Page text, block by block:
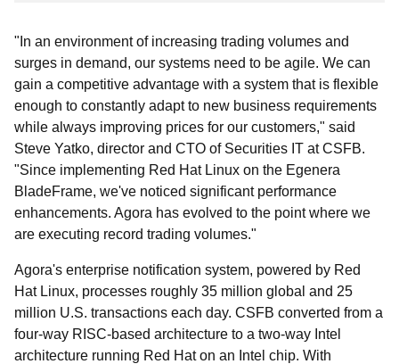
"In an environment of increasing trading volumes and
surges in demand, our systems need to be agile. We can
gain a competitive advantage with a system that is flexible
enough to constantly adapt to new business requirements
while always improving prices for our customers," said
Steve Yatko, director and CTO of Securities IT at CSFB.
"Since implementing Red Hat Linux on the Egenera
BladeFrame, we've noticed significant performance
enhancements. Agora has evolved to the point where we
are executing record trading volumes."
Agora's enterprise notification system, powered by Red
Hat Linux, processes roughly 35 million global and 25
million U.S. transactions each day. CSFB converted from a
four-way RISC-based architecture to a two-way Intel
architecture running Red Hat on an Intel chip. With